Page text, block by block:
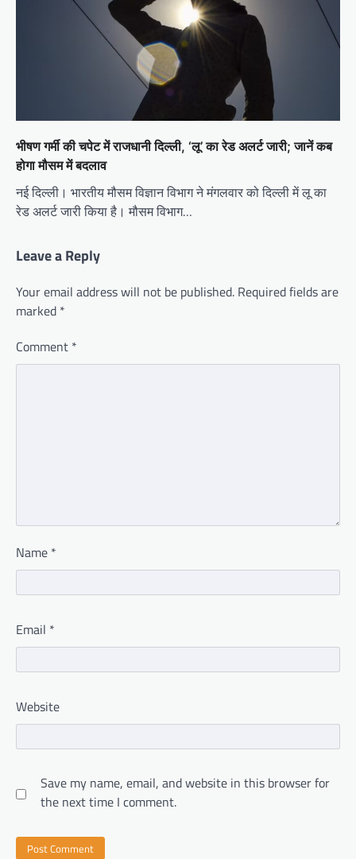
भीषण गर्मी की चपेट में राजधानी दिल्ली, ‘लू’ का रेड अलर्ट जारी; जानें कब
होगा मौसम में बदलाव
नई दिल्ली। भारतीय मौसम विज्ञान विभाग ने मंगलवार को दिल्ली में लू का
रेड अलर्ट जारी किया है। मौसम विभाग…
Leave a Reply
Your email address will not be published. Required fields are
marked *
Comment *
Name *
Email *
Website
Save my name, email, and website in this browser for
the next time I comment.